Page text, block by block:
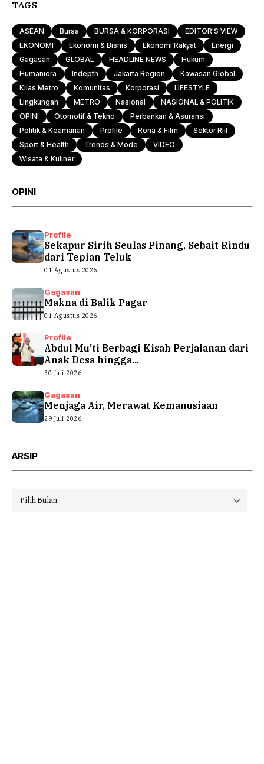
TAGS
ASEAN Bursa BURSA & KORPORASI
EDITOR'S VIEW
EKONOMI
Ekonomi & Bisnis Ekonomi Rakyat
Energi
Gagasan
GLOBAL HEADLINE NEWS
Hukum
Humaniora
Indepth Jakarta Region
Kawasan Global
Kilas Metro
Komunitas Korporasi
LIFESTYLE
Lingkungan
METRO Nasional
NASIONAL & POLITIK
OPINI
Otomotif & Tekno
Perbankan & Asuransi
Politik & Keamanan
Profile Rona & Film
Sektor Riil
Sport & Health
Trends & Mode
VIDEO
Wisata & Kuliner
OPINI
Profile
Sekapur Sirih Seulas Pinang, Sebait Rindu
dari Tepian Teluk
01 Agustus 2026
Gagasan
Makna di Balik Pagar
01 Agustus 2026
Profile
Abdul Mu’ti Berbagi Kisah Perjalanan dari
Anak Desa hingga...
30 Juli 2026
Gagasan
Menjaga Air, Merawat Kemanusiaan
29 Juli 2026
ARSIP
Arsip